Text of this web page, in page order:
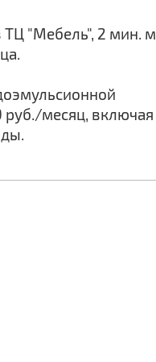
"Мебель", 2 мин.
руб./месяц, включая